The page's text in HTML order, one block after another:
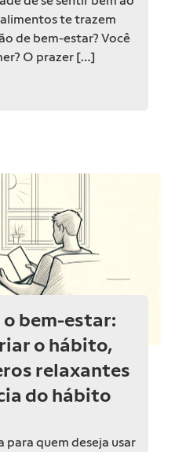
te trazem
de bem-estar? Você
O prazer […]
bem-estar:
o hábito,
relaxantes
do hábito
para quem deseja usar